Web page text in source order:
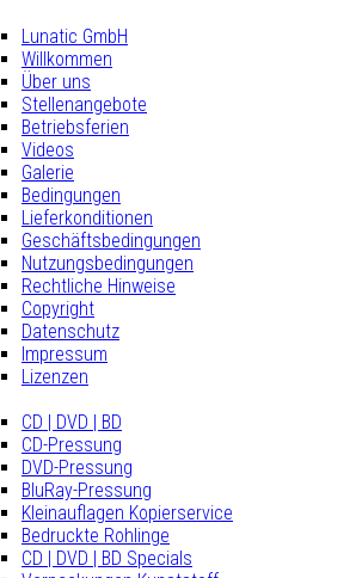
Lunatic GmbH
Willkommen
Über uns
Stellenangebote
Betriebsferien
Videos
Galerie
Bedingungen
Lieferkonditionen
Geschäftsbedingungen
Nutzungsbedingungen
Rechtliche Hinweise
Copyright
Datenschutz
Impressum
Lizenzen
CD | DVD | BD
CD-Pressung
DVD-Pressung
BluRay-Pressung
Kleinauflagen Kopierservice
Bedruckte Rohlinge
CD | DVD | BD Specials